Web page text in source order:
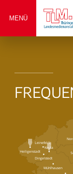
MENÜ
Mühlhausen
Keula
Dingelstedt
Leinefelde
Heiligenstadt